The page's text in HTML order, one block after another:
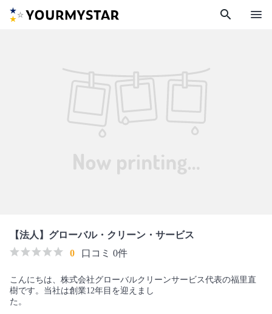
search menu
【法人】グローバル・クリーン・サービス
0
口コミ 0件
こんにちは、株式会社グローバルクリーンサービス代表の福里直
樹です。当社は創業12年目を迎えまし
た。